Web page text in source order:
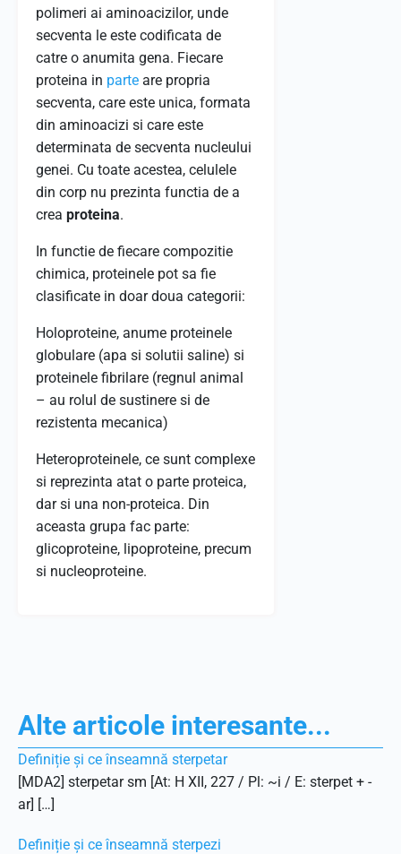
polimeri ai aminoacizilor, unde
secventa le este codificata de
catre o anumita gena. Fiecare
proteina in parte are propria
secventa, care este unica, formata
din aminoacizi si care este
determinata de secventa nucleului
genei. Cu toate acestea, celulele
din corp nu prezinta functia de a
crea proteina.
In functie de fiecare compozitie
chimica, proteinele pot sa fie
clasificate in doar doua categorii:
Holoproteine, anume proteinele
globulare (apa si solutii saline) si
proteinele fibrilare (regnul animal
– au rolul de sustinere si de
rezistenta mecanica)
Heteroproteinele, ce sunt complexe
si reprezinta atat o parte proteica,
dar si una non-proteica. Din
aceasta grupa fac parte:
glicoproteine, lipoproteine, precum
si nucleoproteine.
Alte articole interesante...
Definiție și ce înseamnă sterpetar
[MDA2] sterpetar sm [At: H XII, 227 / Pl: ~i / E: sterpet + -
ar] […]
Definiție și ce înseamnă sterpezi